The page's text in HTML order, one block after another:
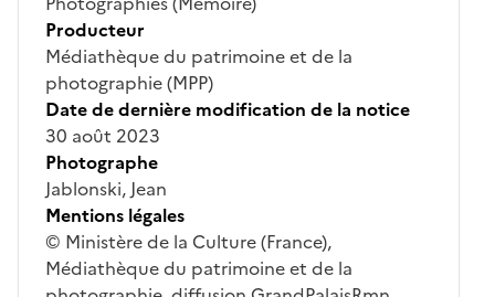
Producteur
Médiathèque du patrimoine et de la
photographie (MPP)
Date de dernière modification de la notice
30 août 2023
Photographe
Jablonski, Jean
Mentions légales
© Ministère de la Culture (France),
Médiathèque du patrimoine et de la